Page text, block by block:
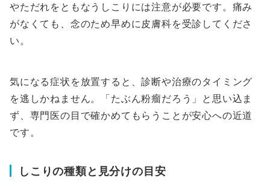
やただれをともなうしこりには注意が必要です。痛み
がなくても、念のため早めに皮膚科を受診してくださ
い。
気になる症状を放置すると、診断や治療のタイミング
を逃しかねません。「たぶん粉瘤だろう」と思い込ま
ず、専門医の目で確かめてもらうことが安心への近道
です。
しこりの種類と見分けの目安